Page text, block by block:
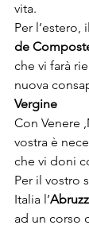
vita.
Per l’estero, il
de
che vi farà
nuova
Vergine
Con Venere
vostra è
che vi doni
Per il vostro
Italia l’
ad un corso